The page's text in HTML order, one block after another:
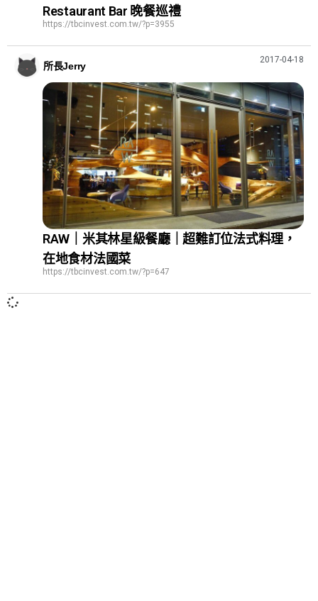
Restaurant Bar 晚餐巡禮
https://tbcinvest.com.tw/?p=3955
所長Jerry
2017-04-18
RAW｜米其林星級餐廳｜超難訂位法式料理，
在地食材法國菜
https://tbcinvest.com.tw/?p=647